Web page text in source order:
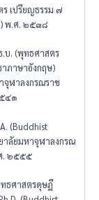
เปรียญธรรม ๗
) พ.ศ. ๒๕๓๘
บ. (พุทธศาสตร
ภาษาอังกฤษ)
จุฬาลงกรณราช
๔๑
(Buddhist​
าลัยมหาจุฬาลงกรณ
. ๒๕๕๕
ธศาสตรดุษฎี